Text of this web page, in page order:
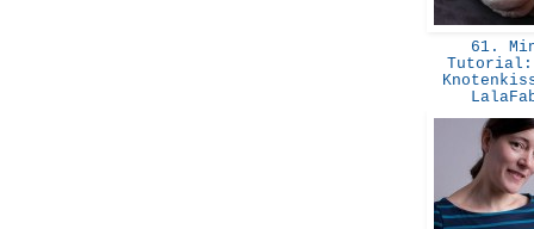
61.
Tutorial: